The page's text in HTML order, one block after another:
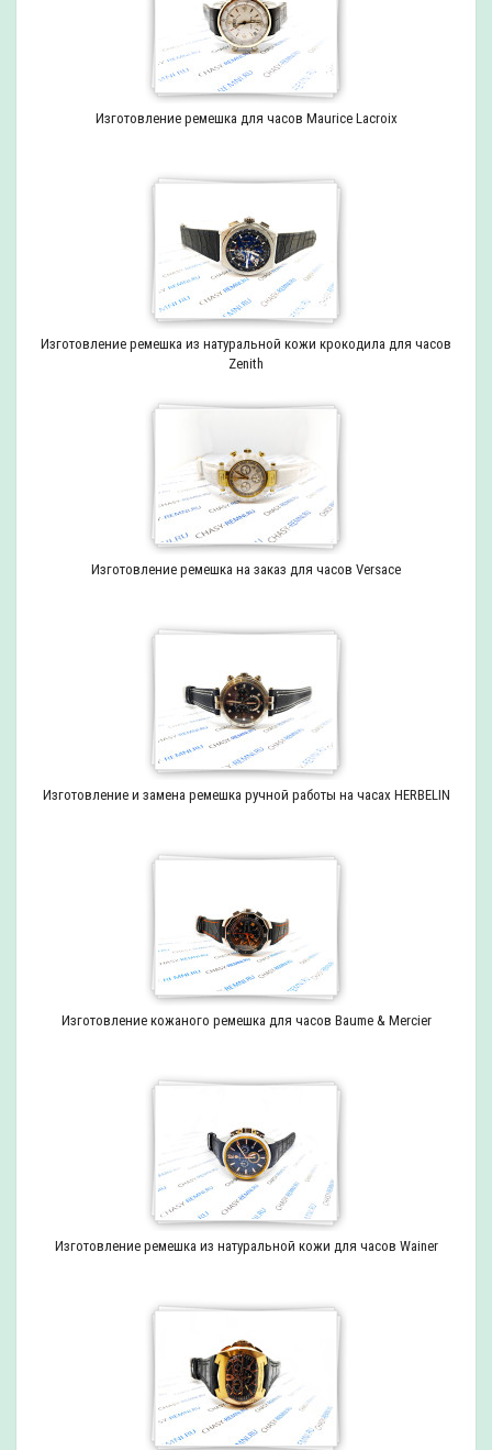
Изготовление ремешка для часов Maurice Lacroix
Изготовление ремешка из натуральной кожи крокодила для часов
Zenith
Изготовление ремешка на заказ для часов Versace
Изготовление и замена ремешка ручной работы на часах HERBELIN
Изготовление кожаного ремешка для часов Baume & Mercier
Изготовление ремешка из натуральной кожи для часов Wainer